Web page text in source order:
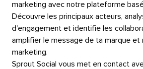
marketing avec notre plateforme
Découvre les principaux acteurs,
d'engagement et identifie les
amplifier le message de ta marque et
marketing.​​
Sprout Social vous met en contact